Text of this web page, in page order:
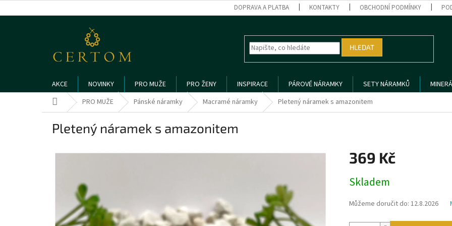
na
DOPRAVA A PLATBA KONTAKTY OBCHODNÍ PODMÍNKY
HLEDAT
AKCE NOVINKY PRO MUŽE PRO ŽENY INSPIRACE PÁROVÉ NÁRAMKY SETY NÁRAMKŮ
Domů PRO MUŽE Pánské náramky Macramé náramky Pletený náramek s amazonitem
Pletený náramek s amazonitem
369 Kč
cena:
Skladem
Můžeme doručit do: 12.8.2026